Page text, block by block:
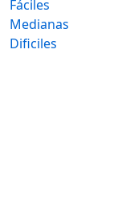
Fáciles
Medianas
Dificiles